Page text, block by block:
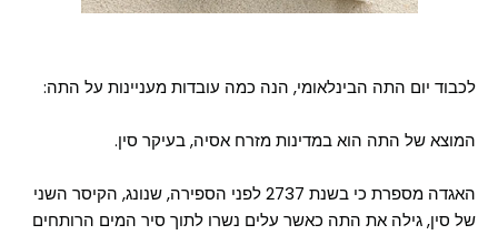
לכבוד יום התה הבינלאומי, הנה כמה עובדות מעניינות על התה:
המוצא של התה הוא במדינות מזרח אסיה, בעיקר סין.
האגדה מספרת כי בשנת 2737 לפני הספירה, שנונג, הקיסר השני
של סין, גילה את התה כאשר עלים נשרו לתוך סיר המים הרותחים